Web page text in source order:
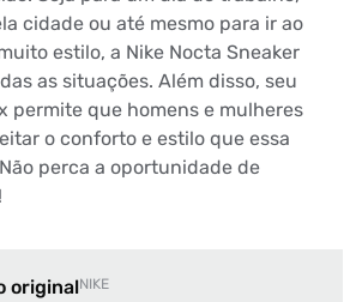
cidade ou até mesmo para ir ao
estilo, a Nike Nocta Sneaker
as situações. Além disso, seu
permite que homens e mulheres
o conforto e estilo que essa
perca a oportunidade de
originalNIKE